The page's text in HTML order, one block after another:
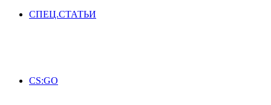
СПЕЦ.СТАТЬИ
CS:GO